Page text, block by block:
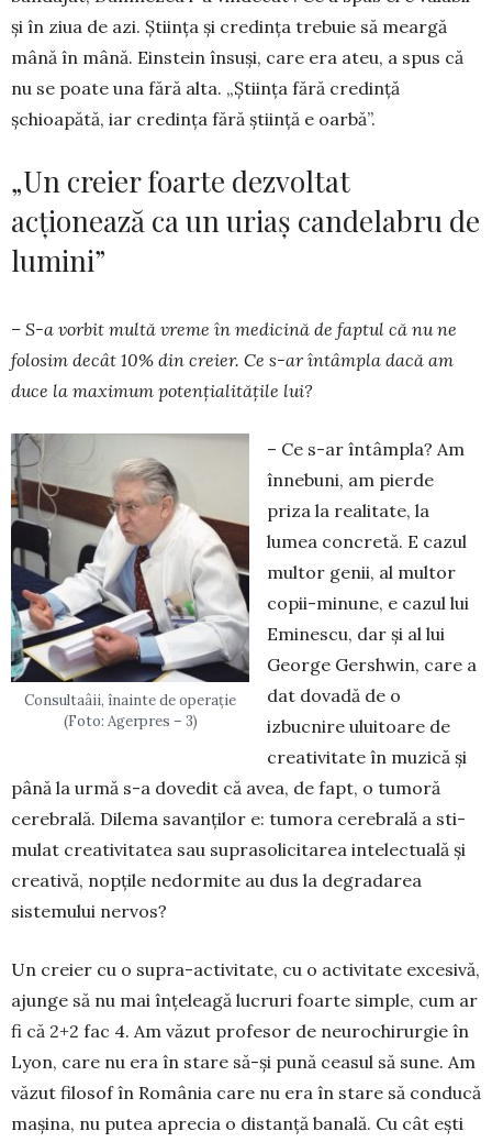
și în ziua de azi. Știința și credința trebuie să meargă
mână în mână. Einstein însuși, care era ateu, a spus că
nu se poate una fără alta. „Știința fără credință
șchioapătă, iar cre­dința fără știință e oarbă”.
„Un creier foarte dezvoltat
acționează ca un uriaș candelabru de
lumini”
– S-a vorbit multă vreme în medicină de faptul că nu ne
folosim decât 10% din creier. Ce s-ar în­tâmpla dacă am
duce la maximum potențialitățile lui?
Consultaâii, înainte de operație
(Foto: Agerpres – 3)
– Ce s-ar întâmpla? Am
înnebuni, am pierde
priza la realitate, la
lumea concretă. E cazul
multor genii, al multor
copii-minune, e cazul lui
Eminescu, dar și al lui
George Gershwin, care a
dat dovadă de o
izbucnire uluitoare de
creativitate în muzică și
până la urmă s-a dovedit că avea, de fapt, o tumoră
cerebrală. Dilema savanților e: tumora cerebrală a sti­
mulat creativitatea sau suprasolicitarea intelec­tuală și
creativă, nopțile nedormite au dus la degra­darea
sistemului nervos?
Un creier cu o supra-activitate, cu o activitate excesivă,
ajunge să nu mai înțeleagă lucruri foar­te simple, cum ar
fi că 2+2 fac 4. Am văzut pro­fesor de neurochi­rurgie în
Lyon, care nu era în stare să-și pună ceasul să sune. Am
văzut filosof în Ro­mânia care nu era în stare să conducă
mașina, nu pu­tea aprecia o distanță ba­nală. Cu cât ești